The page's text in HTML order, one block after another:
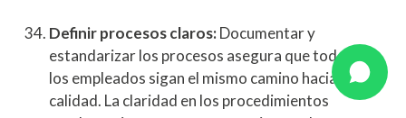
Definir procesos claros:Documentar y
estandarizar los procesos asegura que todos
los empleados sigan el mismo camino hacia la
calidad. La claridad en los procedimientos